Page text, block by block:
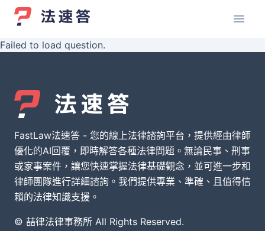
Failed to load question.
FastLaw法速答 - 您的線上法律諮詢平台，提供經由律師
優化的AI回覆，即時解答各種法律問題。無論民事、刑事
或家事案件，讓您快速掌握法律基礎觀念，並可進一步和
律師團隊進行詳細諮詢。我們提供專業、準確、且值得信
賴的法律知識支援。
© 喆律法律事務所 All Rights Reserved.